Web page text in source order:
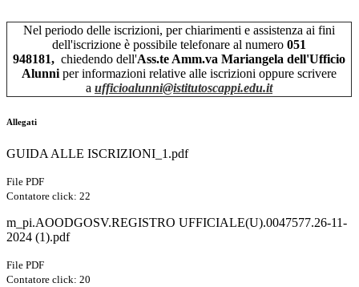
Nel periodo delle iscrizioni, per chiarimenti e assistenza ai fini
dell'iscrizione è possibile telefonare al numero 051
948181, chiedendo dell'Ass.te Amm.va Mariangela dell'Ufficio
Alunni per informazioni relative alle iscrizioni oppure scrivere
a ufficioalunni@istitutoscappi.edu.it
Allegati
GUIDA ALLE ISCRIZIONI_1.pdf
File PDF
Contatore click: 22
m_pi.AOODGOSV.REGISTRO UFFICIALE(U).0047577.26-11-
2024 (1).pdf
File PDF
Contatore click: 20